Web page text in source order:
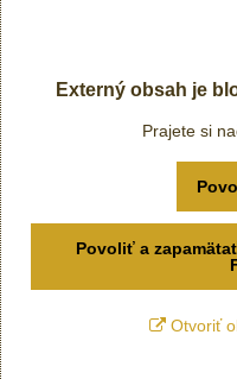
Externý obsah je
Prajete si
Povoliť a
Otvoriť